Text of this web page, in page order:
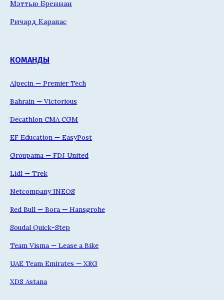
Мэттью Бреннан
Ричард Карапас
КОМАНДЫ
Alpecin — Premier Tech
Bahrain — Victorious
Decathlon CMA CGM
EF Education — EasyPost
Groupama — FDJ United
Lidl — Trek
Netcompany INEOS
Red Bull — Bora — Hansgrohe
Soudal Quick-Step
Team Visma — Lease a Bike
UAE Team Emirates — XRG
XDS Astana